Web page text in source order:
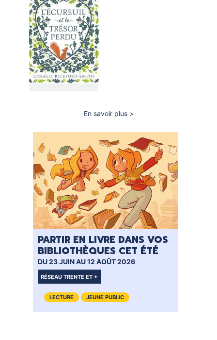
En savoir plussur
des
lecteurs
Graines
de
Rev'
2024
PARTIR EN LIVRE DANS VOS
BIBLIOTHÈQUES CET ÉTÉ
DU 23 JUIN AU 12 AOÛT 2026
RÉSEAU TRENTE ET +
LECTURE JEUNE PUBLIC